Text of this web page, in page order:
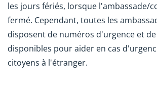
les jours fériés, lorsque l'ambassade/
fermé. Cependant, toutes les
disposent de numéros d'urgence et
disponibles pour aider en cas
citoyens à l'étranger.